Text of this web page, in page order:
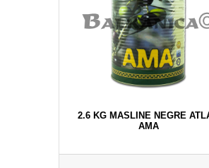
2.6 KG MASLINE NEGRE
AMA